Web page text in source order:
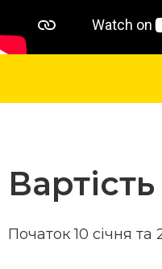
Початок 10 січня